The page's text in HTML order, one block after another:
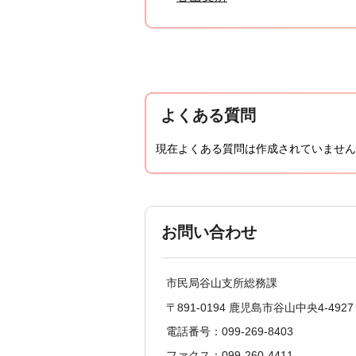
よくある質問
現在よくある質問は作成されていませ
お問い合わせ
市民局谷山支所総務課
〒891-0194 鹿児島市谷山中央4-4927
電話番号：099-269-8403